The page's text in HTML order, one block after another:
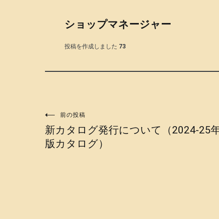
ショップマネージャー
投稿を作成しました 73
投
稿
前の投稿
新カタログ発行について（2024-25
版カタログ）